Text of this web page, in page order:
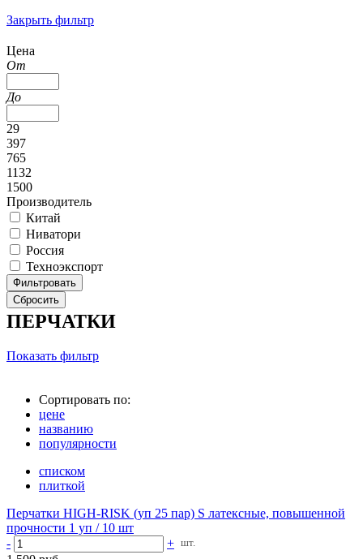
Закрыть фильтр
Цена
От
До
29
397
765
1132
1500
Производитель
Китай
Ниватори
Россия
Техноэкспорт
ПЕРЧАТКИ
Показать фильтр
Сортировать по:
цене
названию
популярности
списком
плиткой
Перчатки HIGH-RISK (уп 25 пар) S латексные, повышенной
прочности 1 уп / 10 шт
-
+ шт.